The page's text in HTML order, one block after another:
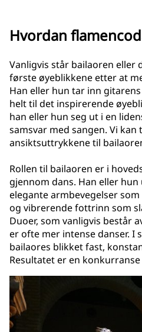
Hvordan
Vanligvis står bailaoren eller
første øyeblikkene etter at
Han eller hun tar inn
helt til det inspirerende
han eller hun seg ut i en
samsvar med sangen. Vi kan
ansiktsuttrykkene til
Rollen til bailaoren er i
gjennom dans. Han eller
elegante armbevegelser
og vibrerende fottrinn som
Duoer, som vanligvis består
er ofte mer intense danser. I
bailaores blikket fast,
Resultatet er en